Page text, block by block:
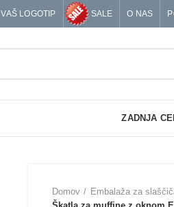
VAŠ LOGOTIP SALE O NAS
ZADNJA
Domov Embalaža za